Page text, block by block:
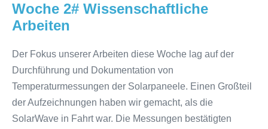
Woche 2# Wissenschaftliche
Arbeiten
Der Fokus unserer Arbeiten diese Woche lag auf der
Durchführung und Dokumentation von
Temperaturmessungen der Solarpaneele. Einen Großteil
der Aufzeichnungen haben wir gemacht, als die
SolarWave in Fahrt war. Die Messungen bestätigten